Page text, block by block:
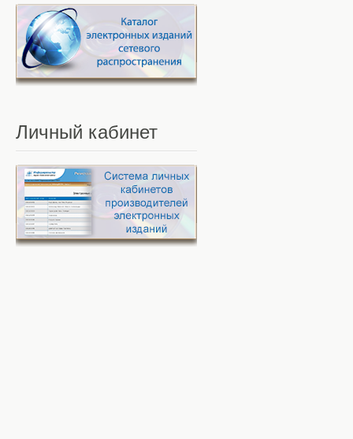
Личный кабинет